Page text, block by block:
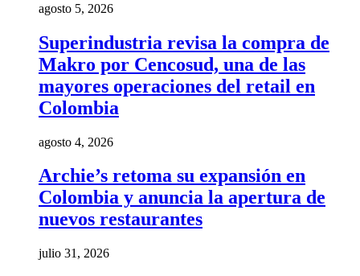
agosto 5, 2026
Superindustria revisa la compra de
Makro por Cencosud, una de las
mayores operaciones del retail en
Colombia
agosto 4, 2026
Archie’s retoma su expansión en
Colombia y anuncia la apertura de
nuevos restaurantes
julio 31, 2026